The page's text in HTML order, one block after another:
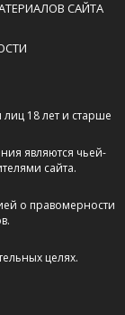
розни —
кстати
нам
поэтому ваш
САЙТА
18 лет и старше
являются чьей-
сайта.
о правомерности
целях.